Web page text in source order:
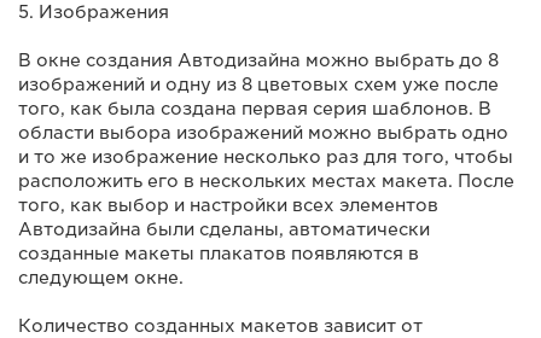
5. Изображения
В окне создания Автодизайна можно выбрать до 8
изображений и одну из 8 цветовых схем уже после
того, как была создана первая серия шаблонов. В
области выбора изображений можно выбрать одно
и то же изображение несколько раз для того, чтобы
расположить его в нескольких местах макета. После
того, как выбор и настройки всех элементов
Автодизайна были сделаны, автоматически
созданные макеты плакатов появляются в
следующем окне.
Количество созданных макетов зависит от